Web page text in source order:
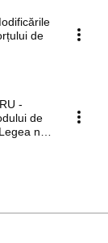
de
-
de
nr.